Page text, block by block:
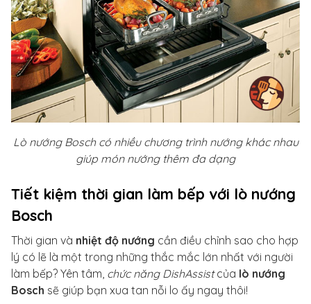
Lò nướng Bosch có nhiều chương trình nướng khác nhau
giúp món nướng thêm đa dạng
Tiết kiệm thời gian làm bếp với lò nướng
Bosch
Thời gian và nhiệt độ nướng cần điều chỉnh sao cho hợp
lý có lẽ là một trong những thắc mắc lớn nhất với người
làm bếp? Yên tâm, chức năng DishAssistcủa lò nướng
Bosch sẽ giúp bạn xua tan nỗi lo ấy ngay thôi!